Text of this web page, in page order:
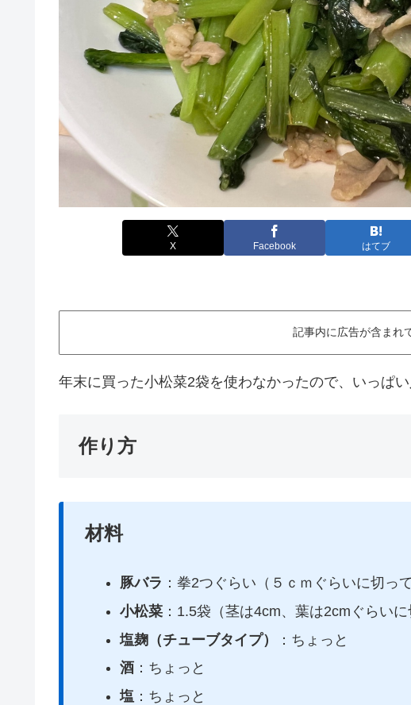
X Facebook はてブ
記事内に広告が含まれ
年末に買った小松菜2袋を使わなかったので、いっぱい
作り方
材料
豚バラ ：拳2つぐらい（５ｃｍぐらいに切っ
小松菜：1.5袋（茎は4cm、葉は2cmぐらいに
塩麹（チューブタイプ）
：ちょっと
酒：ちょっと
塩 ：ちょっと